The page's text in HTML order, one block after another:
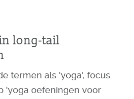
long-tail
termen als 'yoga', focus
'yoga oefeningen voor